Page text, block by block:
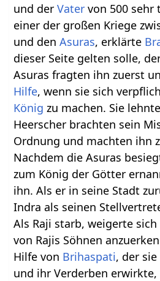
und derVater von 500 sehr
einer der großen Kriege
und denAsuras, erklärte
dieser Seite gelten solle,
Asuras fragten ihn zuerst
Hilfe, wenn sie sich
König zu machen. Sie
Heerscher brachten sein
Ordnung und machten ihn
Nachdem die Asuras
zum König der Götter
ihn. Als er in seine Stadt
Indra als seinen
Als Raji starb, weigerte
von Rajis Söhnen
Hilfe von Brihaspati, der
und ihr Verderben